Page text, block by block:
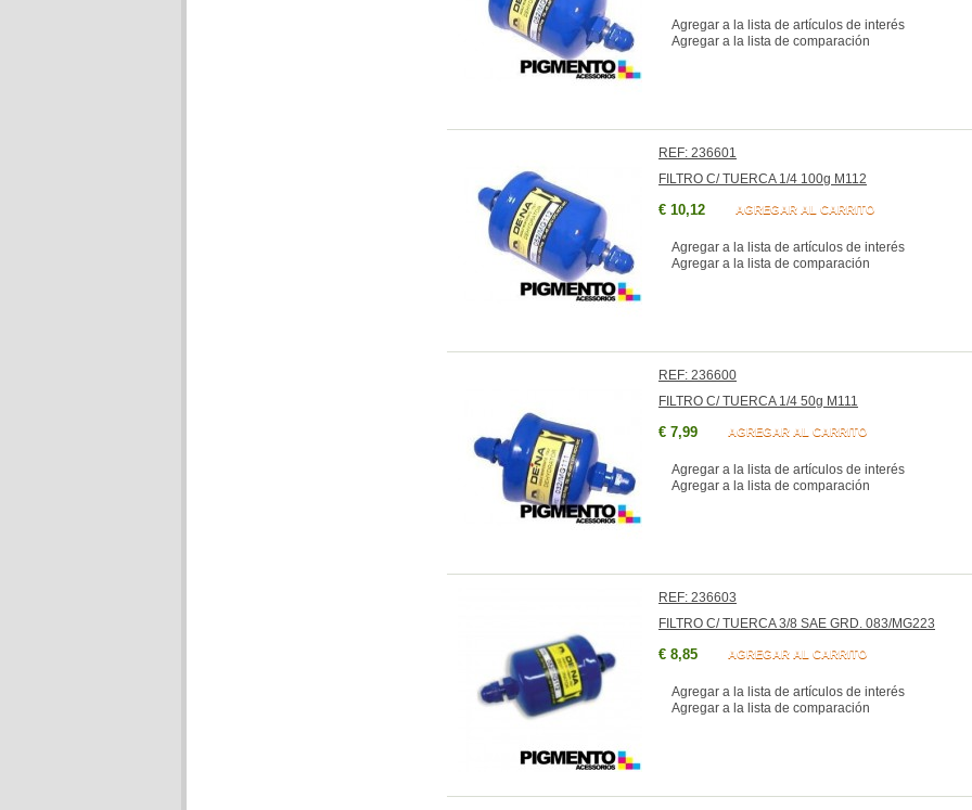
Agregar a la lista de artículos de interés
Agregar a la lista de comparación
REF: 236601
FILTRO C/ TUERCA 1/4 100g M112
€ 10,12 AGREGAR AL CARRITO
Agregar a la lista de artículos de interés
Agregar a la lista de comparación
REF: 236600
FILTRO C/ TUERCA 1/4 50g M111
€ 7,99 AGREGAR AL CARRITO
Agregar a la lista de artículos de interés
Agregar a la lista de comparación
REF: 236603
FILTRO C/ TUERCA 3/8 SAE GRD. 083/MG223
€ 8,85 AGREGAR AL CARRITO
Agregar a la lista de artículos de interés
Agregar a la lista de comparación